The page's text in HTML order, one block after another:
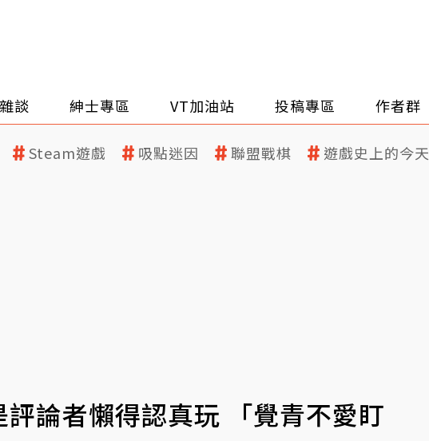
談 紳士專區 VT加油站 投稿專區 作者群
Steam遊戲 吸點迷因 聯盟戰棋 遊戲史上的今天
評論者懶得認真玩 「覺青不愛盯